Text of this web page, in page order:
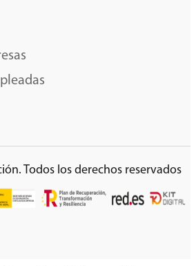
Todos los derechos reservados